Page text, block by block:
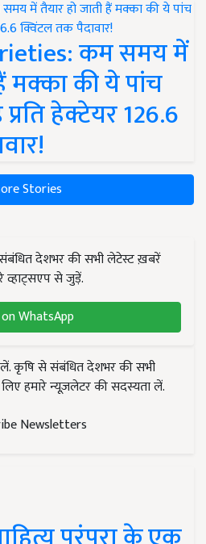
कम समय में
मक्का की ये पांच
हेक्टेयर 126.6
Stories
देशभर की सभी लेटेस्ट ख़बरें
व्हाट्सएप से जुड़ें.
WhatsApp
कृषि से संबंधित देशभर की सभी
हमारे न्यूज़लेटर की सदस्यता लें.
Newsletters